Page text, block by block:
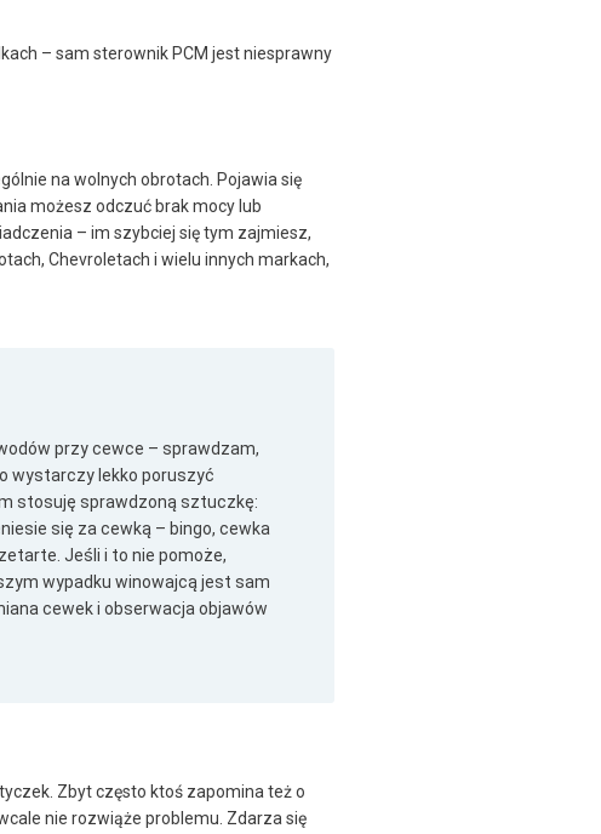
– sam sterownik PCM jest niesprawny
na wolnych obrotach. Pojawia się
możesz odczuć brak mocy lub
– im szybciej się tym zajmiesz,
Chevroletach i wielu innych markach,
przy cewce – sprawdzam,
wystarczy lekko poruszyć
stosuję sprawdzoną sztuczkę:
się za cewką – bingo, cewka
Jeśli i to nie pomoże,
wypadku winowajcą jest sam
cewek i obserwacja objawów
Zbyt często ktoś zapomina też o
nie rozwiąże problemu. Zdarza się